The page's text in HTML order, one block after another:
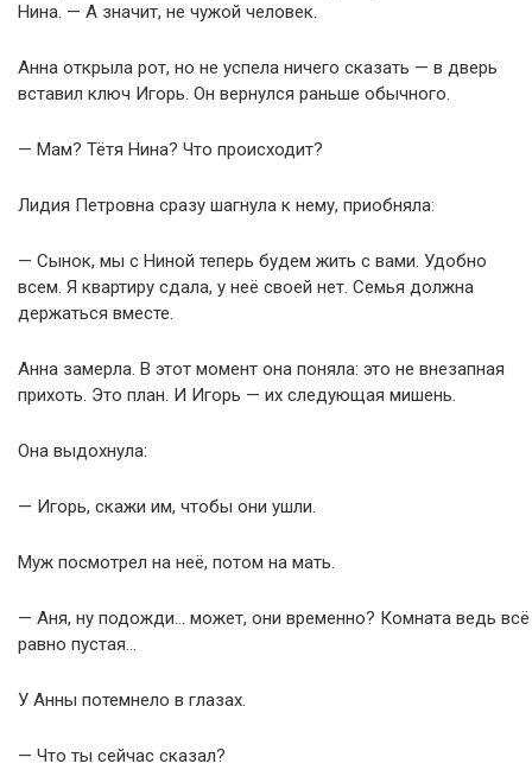
Нина. — А значит, не чужой человек.
Анна открыла рот, но не успела ничего сказать — в дверь
вставил ключ Игорь. Он вернулся раньше обычного.
— Мам? Тётя Нина? Что происходит?
Лидия Петровна сразу шагнула к нему, приобняла:
— Сынок, мы с Ниной теперь будем жить с вами. Удобно
всем. Я квартиру сдала, у неё своей нет. Семья должна
держаться вместе.
Анна замерла. В этот момент она поняла: это не внезапная
прихоть. Это план. И Игорь — их следующая мишень.
Она выдохнула:
— Игорь, скажи им, чтобы они ушли.
Муж посмотрел на неё, потом на мать.
— Аня, ну подожди… может, они временно? Комната ведь всё
равно пустая…
У Анны потемнело в глазах.
— Что ты сейчас сказал?